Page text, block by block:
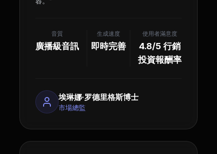
音質
廣播級音訊
生成速度
即時完善
使用者滿意度
4.8/5 行銷
投資報酬率
埃琳娜·罗德里格斯博士
市場總監